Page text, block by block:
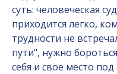
суть: человеческая
приходится легко,
трудности не
пути", нужно
себя и свое место